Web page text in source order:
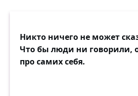
Никто ничего не может
Что бы люди ни говорили,
про самих себя.